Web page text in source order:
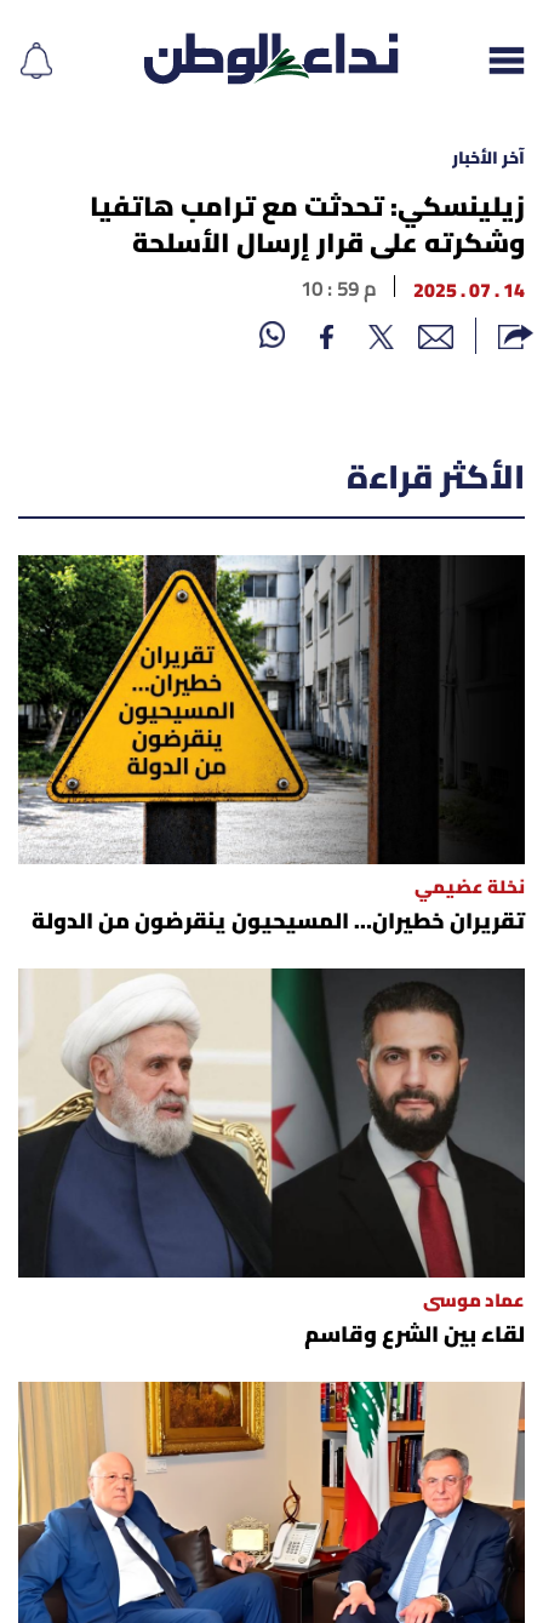
إقرأ الجريدة
لبنان
الغلاف
محليات
أسرار
خاص الموقع
تحت المجهر
آراء
اقتصاد
العالم
الصحافة الإسرائيلية
ثقافة وفنون
فصل من كتاب
اقرأ تضحك
كاميرا
سجالات
صحّة وصحن
آخر الأخبار
زيلينسكي: تحدثت مع ترامب هاتفيا
وشكرته على قرار إرسال الأسلحة
14 . 07 . 2025 10 : 59 م
الأكثر قراءة
نخلة عضيمي
تقريران خطيران… المسيحيون ينقرضون من الدولة
عماد موسى
لقاء بين الشرع وقاسم